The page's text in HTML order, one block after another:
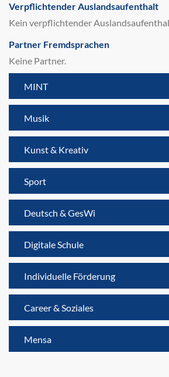
Verpflichtender Auslandsaufenthalt
Kein verpflichtender
Partner Fremdsprachen
Keine Partner.
MINT
Musik
Kunst & Kreativ
Sport
Deutsch & GesWi
Digitale Schule
Individuelle Förderung
Career & Soziales
Mensa